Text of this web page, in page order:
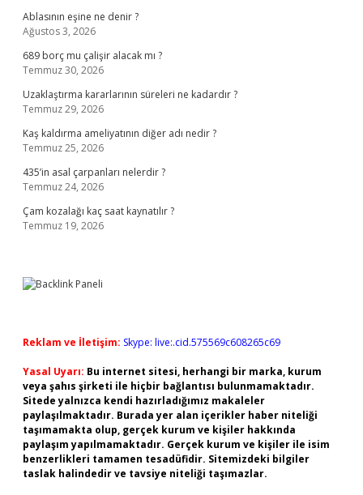
Ablasının eşine ne denir ?
Ağustos 3, 2026
689 borç mu çalişir alacak mı ?
Temmuz 30, 2026
Uzaklaştırma kararlarının süreleri ne kadardır ?
Temmuz 29, 2026
Kaş kaldırma ameliyatının diğer adı nedir ?
Temmuz 25, 2026
435’in asal çarpanları nelerdir ?
Temmuz 24, 2026
Çam kozalağı kaç saat kaynatılır ?
Temmuz 19, 2026
Reklam ve İletişim: Skype: live:.cid.575569c608265c69
Yasal Uyarı: Bu internet sitesi, herhangi bir marka, kurum
veya şahıs şirketi ile hiçbir bağlantısı bulunmamaktadır.
Sitede yalnızca kendi hazırladığımız makaleler
paylaşılmaktadır. Burada yer alan içerikler haber niteliği
taşımamakta olup, gerçek kurum ve kişiler hakkında
paylaşım yapılmamaktadır. Gerçek kurum ve kişiler ile isim
benzerlikleri tamamen tesadüfidir. Sitemizdeki bilgiler
taslak halindedir ve tavsiye niteliği taşımazlar.